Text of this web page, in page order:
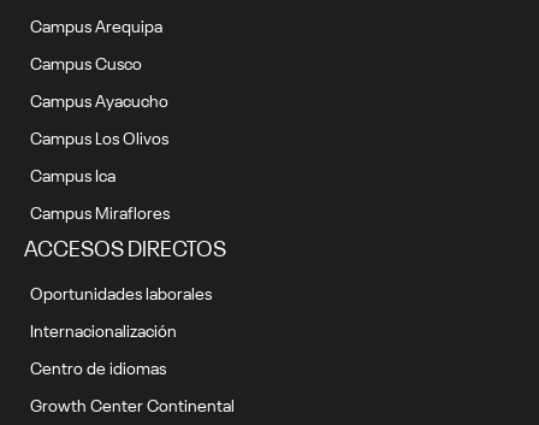
Campus Arequipa
Campus Cusco
Campus Ayacucho
Campus Los Olivos
Campus Ica
Campus Miraflores
ACCESOS DIRECTOS
Oportunidades laborales
Internacionalización
Centro de idiomas
Growth Center Continental